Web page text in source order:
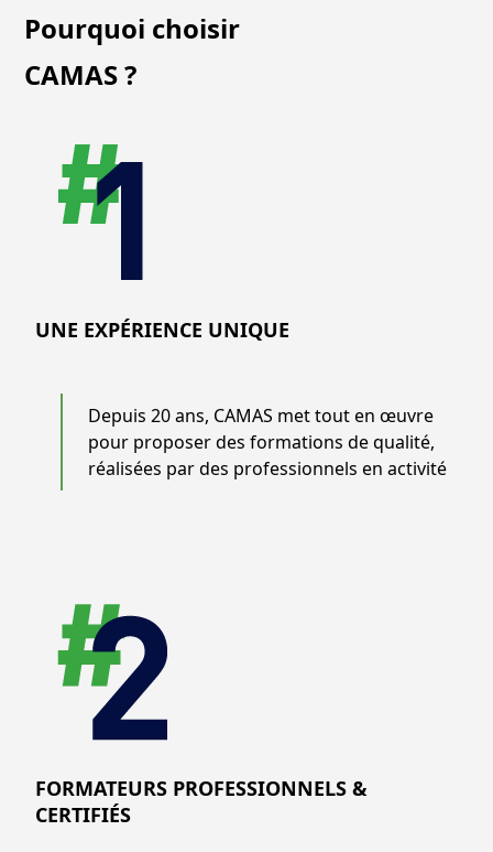
Pourquoi choisir
CAMAS ?
UNE EXPÉRIENCE UNIQUE
Depuis 20 ans, CAMAS met tout en œuvre
pour proposer des formations de qualité,
réalisées par des professionnels en activité
FORMATEURS PROFESSIONNELS &
CERTIFIÉS